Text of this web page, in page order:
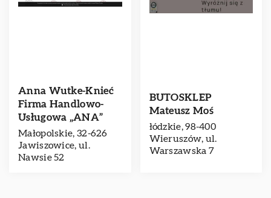
Anna Wutke-Knieć
Firma Handlowo-
Usługowa „ANA”
Małopolskie, 32-626
Jawiszowice, ul.
Nawsie 52
BUTOSKLEP
Mateusz Moś
łódzkie, 98-400
Wieruszów, ul.
Warszawska 7